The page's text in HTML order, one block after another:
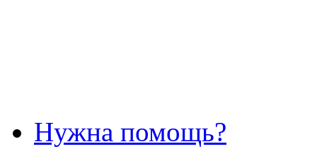
Нужна помощь?